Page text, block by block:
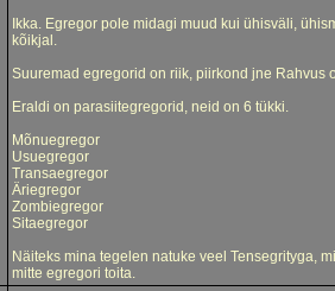
Ikka. Egregor pole midagi muud kui ühisväli,
kõikjal.
Suuremad egregorid on riik, piirkond jne Rahvus
Eraldi on parasiitegregorid, neid on 6 tükki.
Mõnuegregor
Usuegregor
Transaegregor
Äriegregor
Zombiegregor
Sitaegregor
Näiteks mina tegelen natuke veel Tensegrityga,
mitte egregori toita.